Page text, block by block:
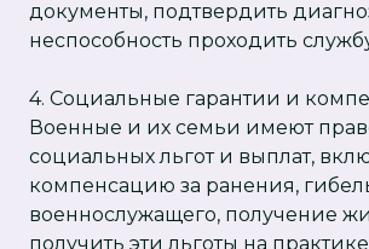
документы, подтвердить
неспособность проходить
4. Социальные гарантии и
Военные и их семьи имеют
социальных льгот и выплат,
компенсацию за ранения,
военнослужащего, получение
получить эти льготы на